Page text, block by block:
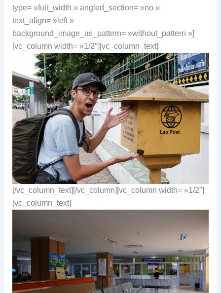
type= »full_width » angled_section= »no »
text_align= »left »
background_image_as_pattern= »without_pattern »]
[vc_column width= »1/2″][vc_column_text]
[/vc_column_text][/vc_column][vc_column width= »1/2″]
[vc_column_text]